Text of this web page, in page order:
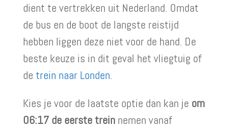
dient te vertrekken uit Nederland. Omdat
de bus en de boot de langste reistijd
hebben liggen deze niet voor de hand. De
beste keuze is in dit geval het vliegtuig of
de trein naar Londen.
Kies je voor de laatste optie dan kan je om
06:17 de eerste treinnemen vanaf